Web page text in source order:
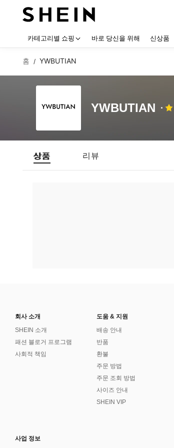
카테고리별 쇼핑 바로 당신을 위해 신상품
홈 / YWBUTIAN
YWBUTIAN
상품 리뷰
회사 소개
SHEIN 소개
패션 블로거 프로그램
사회적 책임
도움 & 지원
배송 안내
반품
환불
주문 방법
주문 조회 방법
사이즈 안내
SHEIN VIP
사업 정보